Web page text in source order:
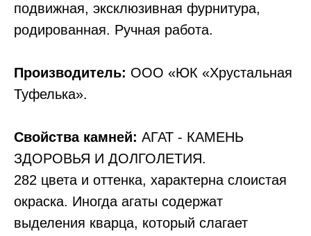
подвижная, эксклюзивная фурнитура,
родированная. Ручная работа.
Производитель: ООО «ЮК «Хрустальная
Туфелька».
Свойства камней: АГАТ - КАМЕНЬ
ЗДОРОВЬЯ И ДОЛГОЛЕТИЯ.
282 цвета и оттенка, характерна слоистая
окраска. Иногда агаты содержат
выделения кварца, который слагает